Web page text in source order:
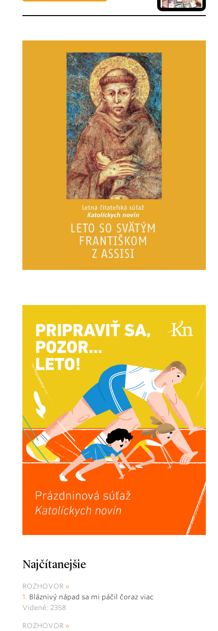
Najčítanejšie
ROZHOVOR
Bláznivý nápad sa mi páčil čoraz viac
Videné: 2358
ROZHOVOR